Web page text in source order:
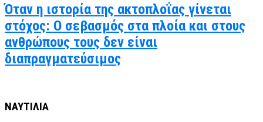
Όταν η ιστορία της ακτοπλοΐας γίνεται
στόχος: Ο σεβασμός στα πλοία και στους
ανθρώπους τους δεν είναι
διαπραγματεύσιμος
ΝΑΥΤΙΛΙΑ